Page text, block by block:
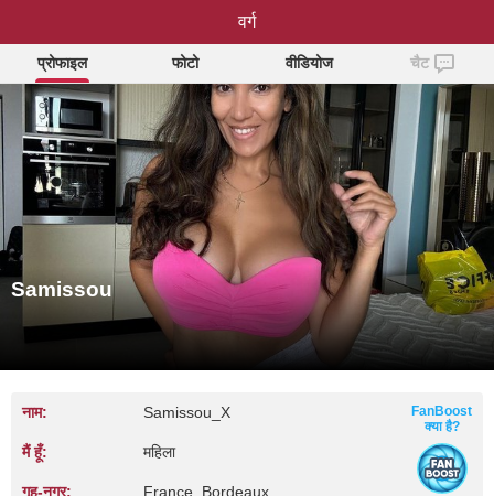
Samissou
प्रोफाइल फोटो वीडियोज चैट
Samissou
नाम: Samissou_X
मैं हूँ: महिला
गृह‑नगर: France, Bordeaux
FanBoost
क्या है?
वर्ग